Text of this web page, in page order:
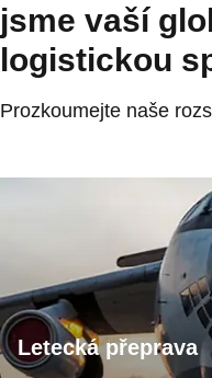
jsme vaší
logistickou
Prozkoumejte naše
Letecká přeprava